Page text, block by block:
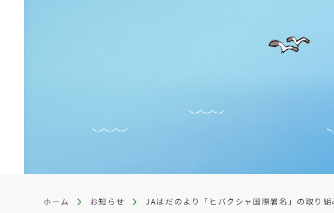
ホーム お知らせ JAはだのより「ヒバクシャ国際署名」の取り